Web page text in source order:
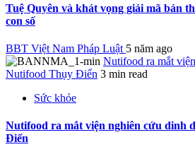
Tuệ Quyên và khát vọng giải mã bản
con số
BBT Việt Nam Pháp Luật 5 năm ago
Nutifood ra mắt
Nutifood Thụy Điển 3 min read
Sức khỏe
Nutifood ra mắt viện nghiên cứu dinh
Điển